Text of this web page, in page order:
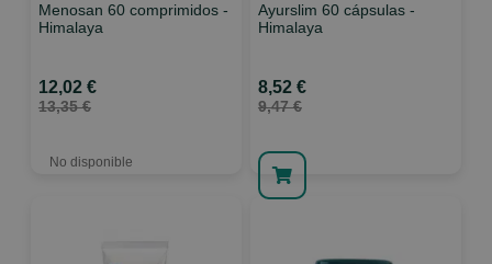
Menosan 60 comprimidos -
Himalaya
12,02 €
13,35 €
No disponible
Ayurslim 60 cápsulas -
Himalaya
8,52 €
9,47 €